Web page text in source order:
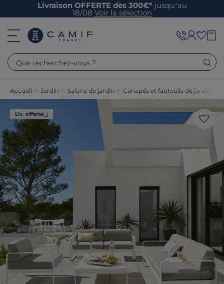
Livraison OFFERTE dès 300€* jusqu’au
18/08 Voir la sélection
Que recherchez-vous ?
Accueil > Jardin > Salons de jardin > Canapés et fauteuils de jardin
Liv. offerte